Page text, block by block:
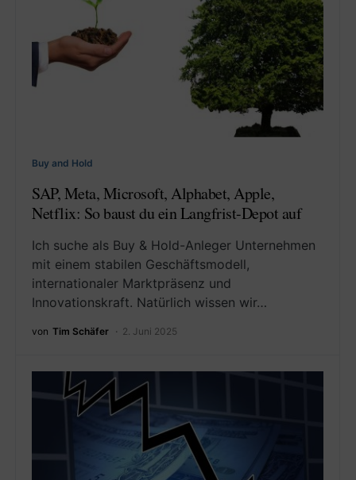
Buy and Hold
SAP, Meta, Microsoft, Alphabet, Apple,
Netflix: So baust du ein Langfrist-Depot auf
Ich suche als Buy & Hold-Anleger Unternehmen
mit einem stabilen Geschäftsmodell,
internationaler Marktpräsenz und
Innovationskraft. Natürlich wissen wir…
von Tim Schäfer 2. Juni 2025